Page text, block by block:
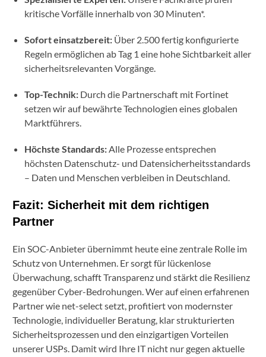
kritische Vorfälle innerhalb von 30 Minuten*.
Sofort einsatzbereit: Über 2.500 fertig konfigurierte
Regeln ermöglichen ab Tag 1 eine hohe Sichtbarkeit aller
sicherheitsrelevanten Vorgänge.
Top-Technik: Durch die Partnerschaft mit Fortinet
setzen wir auf bewährte Technologien eines globalen
Marktführers.
Höchste Standards:Alle Prozesse entsprechen
höchsten Datenschutz- und Datensicherheitsstandards
– Daten und Menschen verbleiben in Deutschland.
Fazit: Sicherheit mit dem richtigen
Partner
Ein SOC-Anbieter übernimmt heute eine zentrale Rolle im
Schutz von Unternehmen. Er sorgt für lückenlose
Überwachung, schafft Transparenz und stärkt die Resilienz
gegenüber Cyber-Bedrohungen. Wer auf einen erfahrenen
Partner wie net-select setzt, profitiert von modernster
Technologie, individueller Beratung, klar strukturierten
Sicherheitsprozessen und den einzigartigen Vorteilen
unserer USPs. Damit wird Ihre IT nicht nur gegen aktuelle